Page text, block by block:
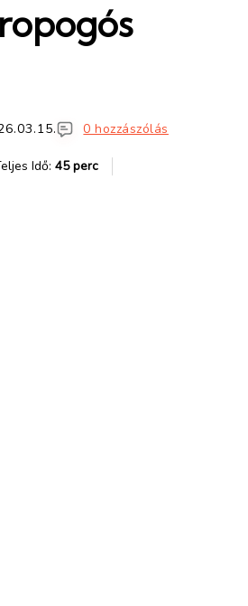
0 hozzászólás
Idő: 45 perc